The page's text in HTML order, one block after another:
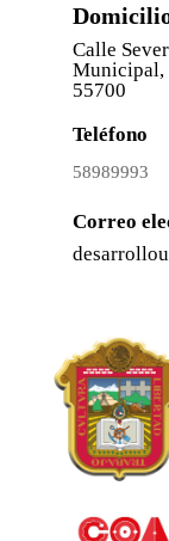
Calle
Municipal,
55700
Teléfono
58989993
Correo